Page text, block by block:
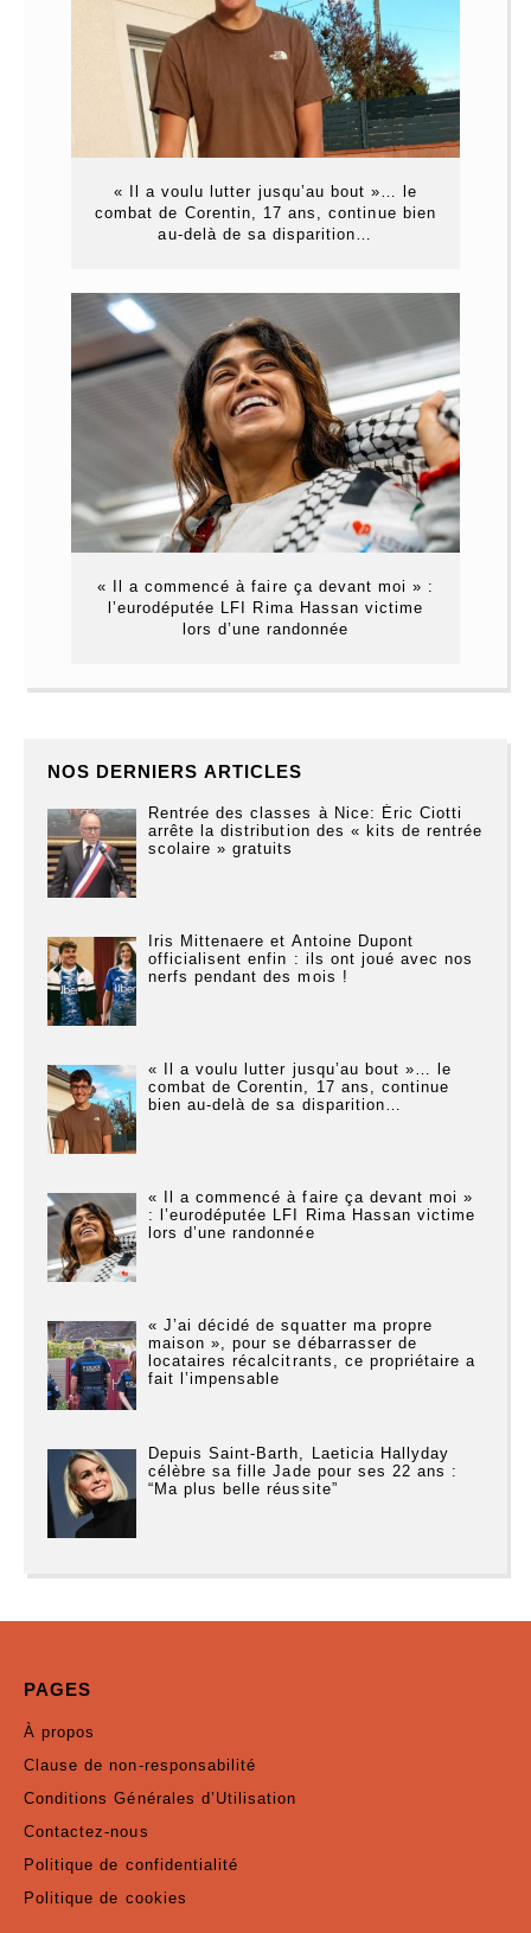
« Il a voulu lutter jusqu’au bout »… le
combat de Corentin, 17 ans, continue bien
au-delà de sa disparition…
« Il a commencé à faire ça devant moi » :
l’eurodéputée LFI Rima Hassan victime
lors d’une randonnée
NOS DERNIERS ARTICLES
Rentrée des classes à Nice: Éric Ciotti
arrête la distribution des « kits de rentrée
scolaire » gratuits
Iris Mittenaere et Antoine Dupont
officialisent enfin : ils ont joué avec nos
nerfs pendant des mois !
« Il a voulu lutter jusqu’au bout »… le
combat de Corentin, 17 ans, continue
bien au-delà de sa disparition…
« Il a commencé à faire ça devant moi »
: l’eurodéputée LFI Rima Hassan victime
lors d’une randonnée
« J’ai décidé de squatter ma propre
maison », pour se débarrasser de
locataires récalcitrants, ce propriétaire a
fait l’impensable
Depuis Saint-Barth, Laeticia Hallyday
célèbre sa fille Jade pour ses 22 ans :
“Ma plus belle réussite”
PAGES
À propos
Clause de non-responsabilité
Conditions Générales d’Utilisation
Contactez-nous
Politique de confidentialité
Politique de cookies